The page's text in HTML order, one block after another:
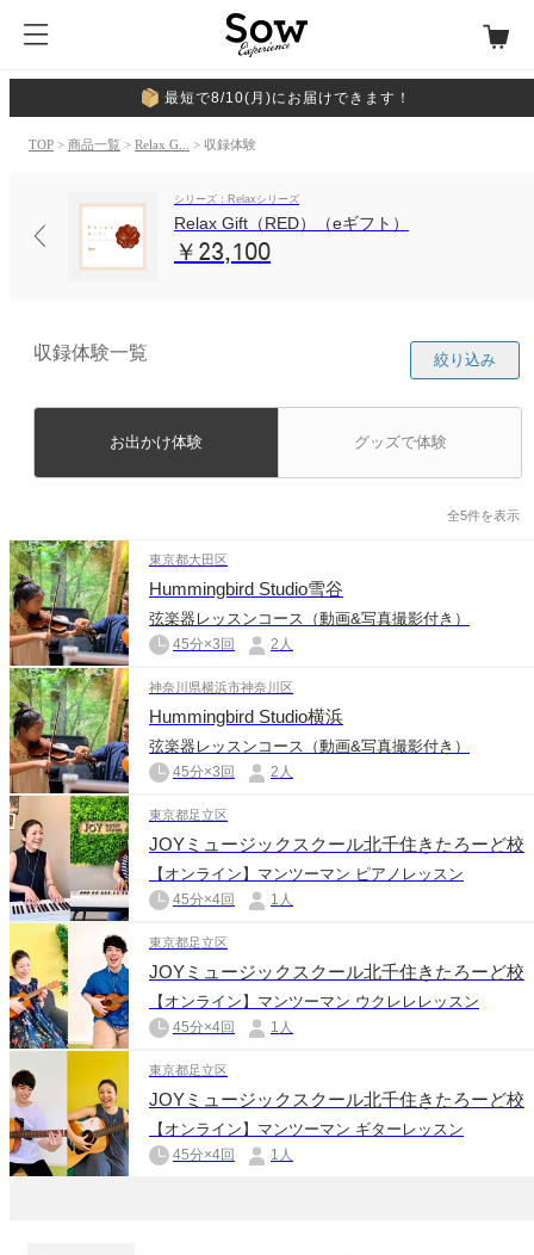
最短で8/10(月)にお届けできます！
TOP > 商品一覧 > Relax G... > 収録体験
シリーズ：Relaxシリーズ
Relax Gift（RED）（eギフト）
￥23,100
収録体験一覧 絞り込み
お出かけ体験 グッズで体験
全5件を表示
東京都大田区
Hummingbird Studio雪谷
弦楽器レッスンコース（動画&写真撮影付き）
45分×3回 2人
神奈川県横浜市神奈川区
Hummingbird Studio横浜
弦楽器レッスンコース（動画&写真撮影付き）
45分×3回 2人
東京都足立区
JOYミュージックスクール北千住きたろーど校
【オンライン】マンツーマン ピアノレッスン
45分×4回 1人
東京都足立区
JOYミュージックスクール北千住きたろーど校
【オンライン】マンツーマン ウクレレレッスン
45分×4回 1人
東京都足立区
JOYミュージックスクール北千住きたろーど校
【オンライン】マンツーマン ギターレッスン
45分×4回 1人